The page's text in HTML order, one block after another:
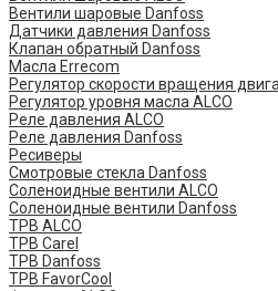
Вентили шаровые Danfoss
Датчики давления Danfoss
Клапан обратный Danfoss
Масла Errecom
Регулятор скорости вращения
Регулятор уровня масла ALCO
Реле давления ALCO
Реле давления Danfoss
Ресиверы
Смотровые стекла Danfoss
Соленоидные вентили ALCO
Соленоидные вентили Danfoss
ТРВ ALCO
ТРВ Carel
ТРВ Danfoss
ТРВ FavorCool